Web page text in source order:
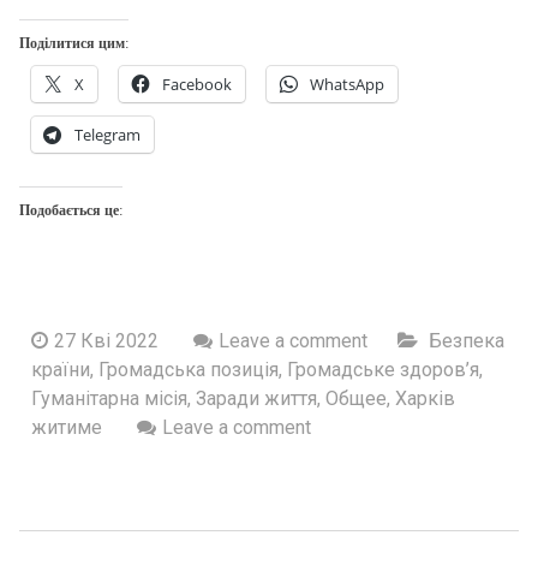
Поділитися цим:
X Facebook WhatsApp
Telegram
Подобається це:
27 Кві 2022 Leave a comment
Безпека
країни, Громадська позиція, Громадське здоров’я,
Гуманітарна місія, Заради життя, Общее, Харків
житиме
Leave a comment